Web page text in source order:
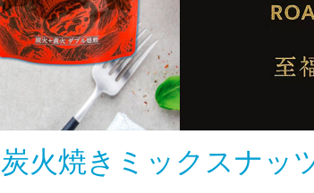
炭火焼きミックスナッ